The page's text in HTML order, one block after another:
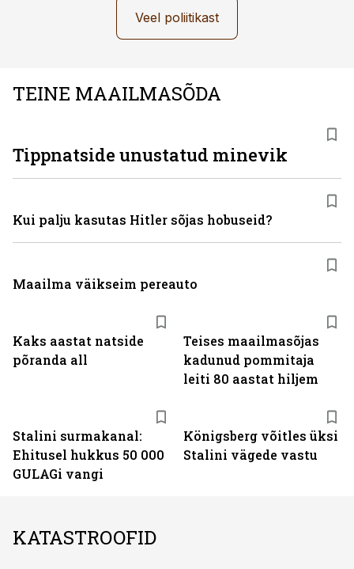
Veel poliitikast
TEINE MAAILMASÕDA
Kaks aastat natside
põranda all
Teises maailmasõjas
kadunud pommitaja
leiti 80 aastat hiljem
Stalini surmakanal:
Ehitusel hukkus 50 000
GULAGi vangi
Königsberg võitles üksi
Stalini vägede vastu
Tippnatside unustatud minevik
Kui palju kasutas Hitler sõjas hobuseid?
Maailma väikseim pereauto
KATASTROOFID